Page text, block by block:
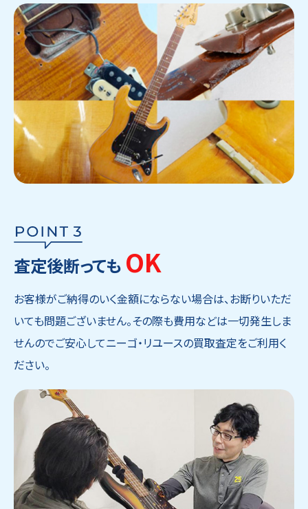
ウェブから1分
かんたん査定見積
フリーダイヤル
0120-1212-25
査定後断っても OK
お客様がご納得のいく金額にならない場合は、お断りいただ
いても問題ございません。その際も費用などは一切発生しま
せんのでご安心してニーゴ・リユースの買取査定をご利用く
ださい。